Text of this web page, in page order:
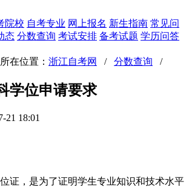
院校 自考专业 网上报名 新生指南 常见问
态 分数查询 考试安排 备考试题 学历问答
所在位置： 浙江自考网 / 分数查询 /
学位申请要求
21 18:01
证，是为了证明学生专业知识和技术水平